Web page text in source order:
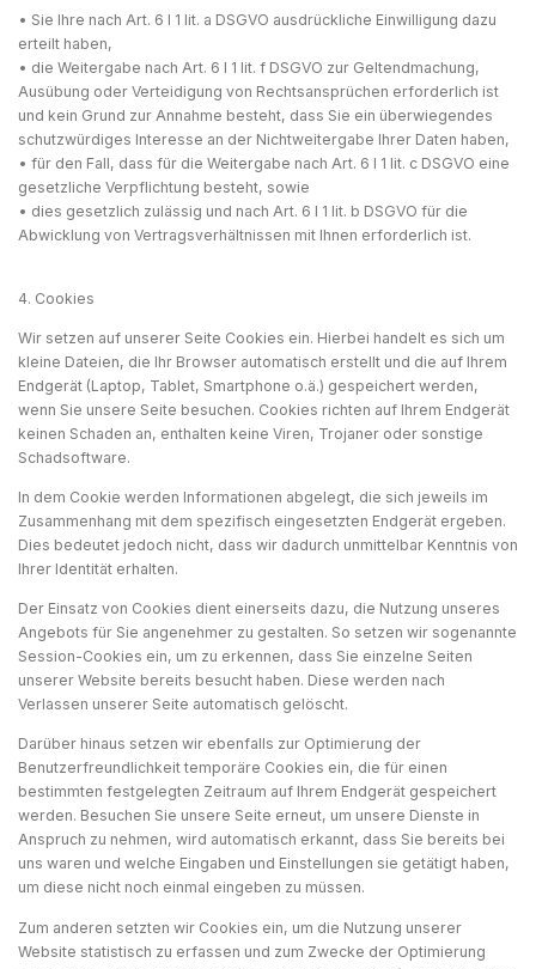
• Sie Ihre nach Art. 6 I 1 lit. a DSGVO ausdrückliche Einwilligung dazu
erteilt haben,
• die Weitergabe nach Art. 6 I 1 lit. f DSGVO zur Geltendmachung,
Ausübung oder Verteidigung von Rechtsansprüchen erforderlich ist
und kein Grund zur Annahme besteht, dass Sie ein überwiegendes
schutzwürdiges Interesse an der Nichtweitergabe Ihrer Daten haben,
• für den Fall, dass für die Weitergabe nach Art. 6 I 1 lit. c DSGVO eine
gesetzliche Verpflichtung besteht, sowie
• dies gesetzlich zulässig und nach Art. 6 I 1 lit. b DSGVO für die
Abwicklung von Vertragsverhältnissen mit Ihnen erforderlich ist.
4. Cookies
Wir setzen auf unserer Seite Cookies ein. Hierbei handelt es sich um
kleine Dateien, die Ihr Browser automatisch erstellt und die auf Ihrem
Endgerät (Laptop, Tablet, Smartphone o.ä.) gespeichert werden,
wenn Sie unsere Seite besuchen. Cookies richten auf Ihrem Endgerät
keinen Schaden an, enthalten keine Viren, Trojaner oder sonstige
Schadsoftware.
In dem Cookie werden Informationen abgelegt, die sich jeweils im
Zusammenhang mit dem spezifisch eingesetzten Endgerät ergeben.
Dies bedeutet jedoch nicht, dass wir dadurch unmittelbar Kenntnis von
Ihrer Identität erhalten.
Der Einsatz von Cookies dient einerseits dazu, die Nutzung unseres
Angebots für Sie angenehmer zu gestalten. So setzen wir sogenannte
Session-Cookies ein, um zu erkennen, dass Sie einzelne Seiten
unserer Website bereits besucht haben. Diese werden nach
Verlassen unserer Seite automatisch gelöscht.
Darüber hinaus setzen wir ebenfalls zur Optimierung der
Benutzerfreundlichkeit temporäre Cookies ein, die für einen
bestimmten festgelegten Zeitraum auf Ihrem Endgerät gespeichert
werden. Besuchen Sie unsere Seite erneut, um unsere Dienste in
Anspruch zu nehmen, wird automatisch erkannt, dass Sie bereits bei
uns waren und welche Eingaben und Einstellungen sie getätigt haben,
um diese nicht noch einmal eingeben zu müssen.
Zum anderen setzten wir Cookies ein, um die Nutzung unserer
Website statistisch zu erfassen und zum Zwecke der Optimierung